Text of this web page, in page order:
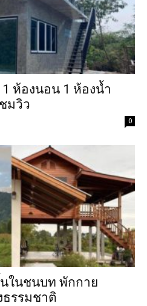
ห้องนอน 1 ห้องน้ำ
มวิว
0
ในชนบท พักกาย
ธรรมชาติ